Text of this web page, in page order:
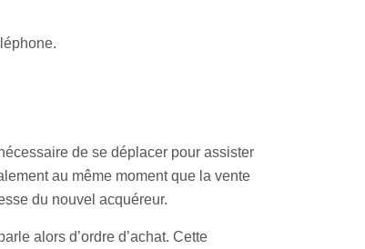
de se déplacer pour assister
au même moment que la vente
du nouvel acquéreur.
alors d’ordre d’achat. Cette